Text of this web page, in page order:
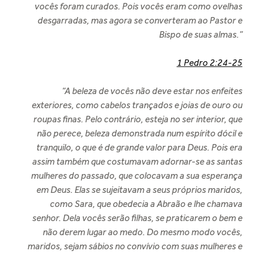
vocês foram curados. Pois vocês eram como ovelhas
desgarradas, mas agora se converteram ao Pastor e
Bispo de suas almas.”
1 Pedro 2:24-25
“A beleza de vocês não deve estar nos enfeites
exteriores, como cabelos trançados e joias de ouro ou
roupas finas. Pelo contrário, esteja no ser interior, que
não perece, beleza demonstrada num espírito dócil e
tranquilo, o que é de grande valor para Deus. Pois era
assim também que costumavam adornar-se as santas
mulheres do passado, que colocavam a sua esperança
em Deus. Elas se sujeitavam a seus próprios maridos,
como Sara, que obedecia a Abraão e lhe chamava
senhor. Dela vocês serão filhas, se praticarem o bem e
não derem lugar ao medo. Do mesmo modo vocês,
maridos, sejam sábios no convívio com suas mulheres e